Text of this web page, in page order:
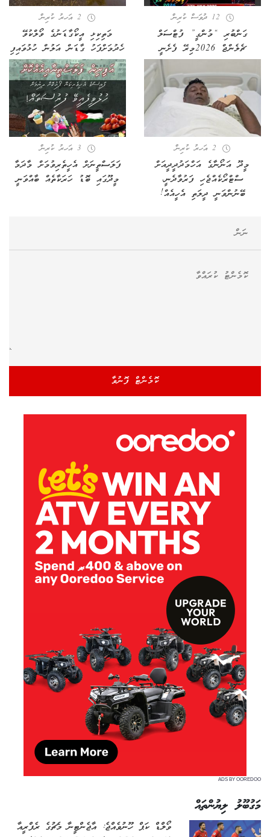
12 ދުވަސް ކުރިން
ގަންބުރި “މުންގީ” ފުޓްސަލް
ޗެލެންޖް 2026މިރޭ ފެށެނީ
2 އަހރު ކުރިން
މަތިކިޅި އީކޯގާޑަނުގެ ވޯލްކުވޭ
ހެދުމަށްފަހު ގާޑަން އަލުން ހުޅުވައިފި
2 އަހރު ކުރިން
މީދޫ އަނޯނާގެ އަހްމަދުދީދީއަށް
ސްޓްރޯކެއްޖެހި ފަރުވާދެނީ،
ބޭނުންވަނީ ދީލަތި އެހީއެއް!
3 އަހރު ކުރިން
ފަލަސްތީނަށް އެހީތެރިވުމަށް މާދަމާ
މީދޫގައި ބޮޑު ހަރަކާތެއް ބާއްވަނީ
ADS BY OOREDOO
މަގުބޫލު ލިޔުންތައް
ވޯލްޑް ކަޕް ހޫނުވެއްޖެ: އާޖެންޓީނާ މެޗުގެ ރެފްރީއާ